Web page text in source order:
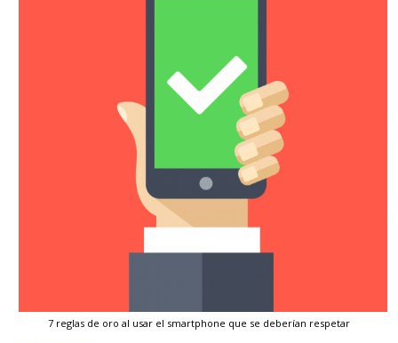
7 reglas de oro al usar el smartphone que se deberían respetar